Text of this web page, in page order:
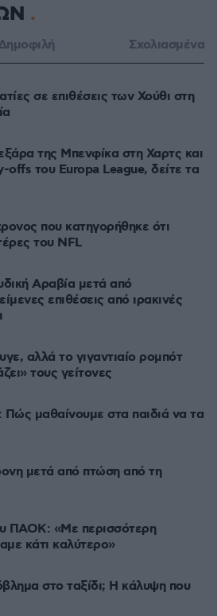
Σχολιασμένα
σε επιθέσεις των Χούθι στη
της Μπενφίκα στη Χαρτς και
offs του Europa League, δείτε τα
που κατηγορήθηκε ότι
του NFL
Αραβία μετά από
επιθέσεις από ιρακινές
αλλά το γιγαντιαίο ρομπότ
τους γείτονες
Πώς μαθαίνουμε στα παιδιά να τα
μετά από πτώση από τη
ΠΑΟΚ: «Με περισσότερη
κάτι καλύτερο»
στο ταξίδι; Η κάλυψη που